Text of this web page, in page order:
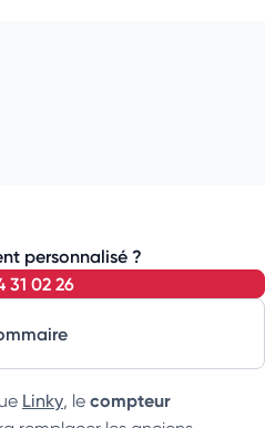
X
personnalisé ?
31 02 26
Linky, le compteur